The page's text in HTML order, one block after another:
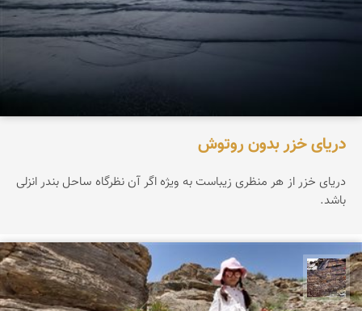
دریای خزر بدون روتوش
دریای خزر از هر منظری زیباست به ویژه اگر آن نظرگاه ساحل بندر انزلی
باشد.
محمد ناصری فرد